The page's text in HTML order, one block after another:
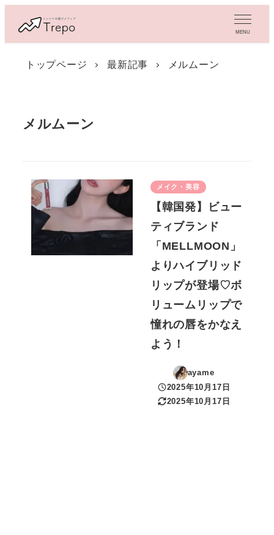
MENU
トップページ 最新記事 メルムーン
メルムーン
メイク・美容
【韓国発】ビュー
ティブランド
「MELLMOON」
よりハイブリッド
リップが登場♡ボ
リュームリップで
憧れの唇をかなえ
よう！
ayame
投稿日
2025年10月17日
更新日
2025年10月17日